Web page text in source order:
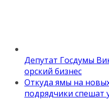
Депутат Госдумы
орский бизнес
Откуда ямы на
подрядчики спешат